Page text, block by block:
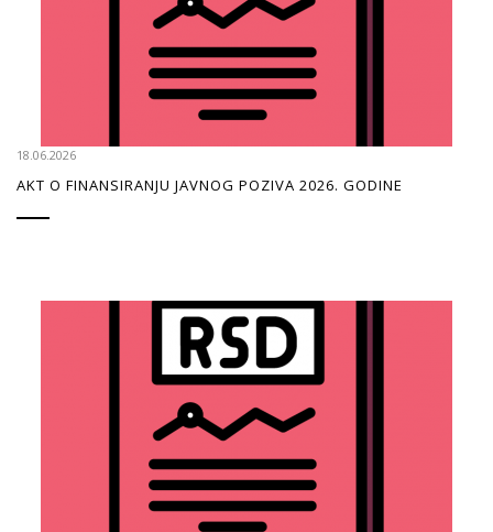
18.06.2026
AKT O FINANSIRANJU JAVNOG POZIVA 2026. GODINE